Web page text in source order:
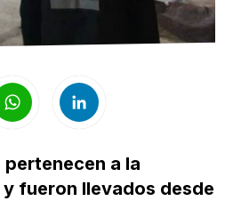
a la
fueron llevados desde